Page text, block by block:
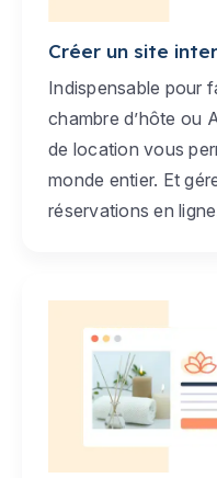
Créer un site
Indispensable pour
chambre d’hôte ou
de location vous
monde entier. Et
réservations en